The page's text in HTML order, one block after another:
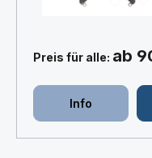
Preis für alle: ab
Info